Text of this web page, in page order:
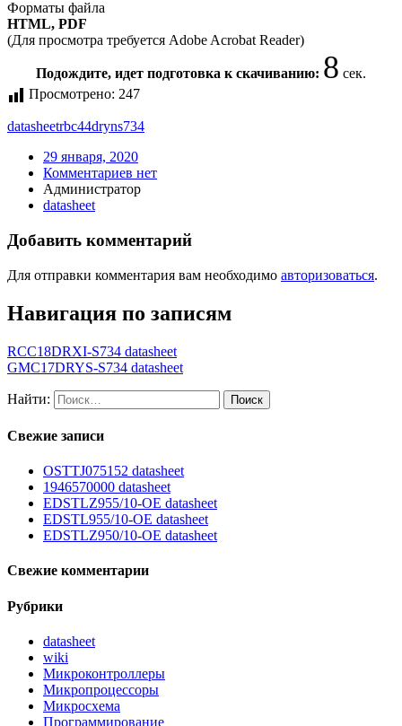
Форматы файла
HTML, PDF
(Для просмотра требуется Adobe Acrobat Reader)
Подождите, идет подготовка к скачиванию: 7 сек.
Просмотрено: 247
datasheetrbc44dryns734
29 января, 2020
Комментариев нет
Администратор
datasheet
Добавить комментарий
Для отправки комментария вам необходимо авторизоваться.
Навигация по записям
RCC18DRXI-S734 datasheet
GMC17DRYS-S734 datasheet
Найти:
Свежие записи
OSTTJ075152 datasheet
1946570000 datasheet
EDSTLZ955/10-OE datasheet
EDSTL955/10-OE datasheet
EDSTLZ950/10-OE datasheet
Свежие комментарии
Рубрики
datasheet
wiki
Микроконтроллеры
Микропроцессоры
Микросхема
Программирование